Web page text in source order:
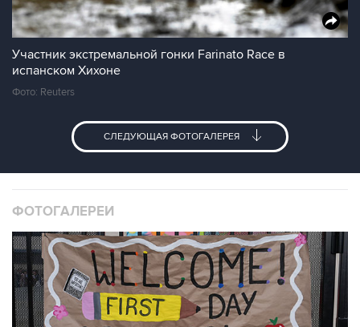
Участник экстремальной гонки Farinato Race в
испанском Хихоне
Фото: Reuters
СЛЕДУЮЩАЯ ФОТОГАЛЕРЕЯ
ФОТОГАЛЕРЕИ